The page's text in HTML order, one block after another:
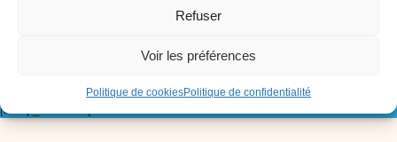
Refuser
Voir les préférences
Politique de cookiesPolitique de confidentialité
Inscris-toi à notre Newsletter !
[sibwp_form id=1]